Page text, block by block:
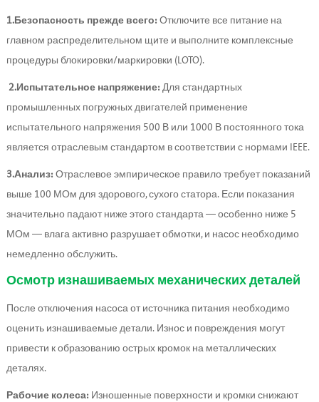
1.Безопасность прежде всего: Отключите все питание на
главном распределительном щите и выполните комплексные
процедуры блокировки/маркировки (LOTO).
2.Испытательное напряжение: Для стандартных
промышленных погружных двигателей применение
испытательного напряжения 500 В или 1000 В постоянного тока
является отраслевым стандартом в соответствии с нормами IEEE.
3.Анализ: Отраслевое эмпирическое правило требует показаний
выше 100 МОм для здорового, сухого статора. Если показания
значительно падают ниже этого стандарта — особенно ниже 5
МОм — влага активно разрушает обмотки, и насос необходимо
немедленно обслужить.
Осмотр изнашиваемых механических деталей
После отключения насоса от источника питания необходимо
оценить изнашиваемые детали. Износ и повреждения могут
привести к образованию острых кромок на металлических
деталях.
Рабочие колеса: Изношенные поверхности и кромки снижают